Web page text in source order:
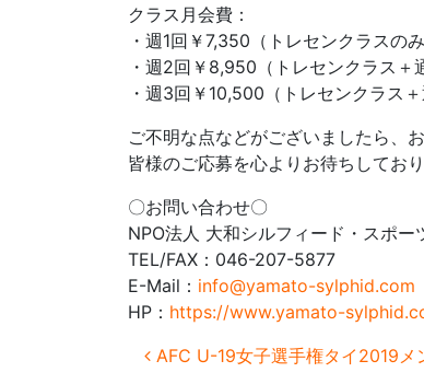
クラス月会費：
・週1回￥7,350（トレセンクラスのみ
・週2回￥8,950（トレセンクラス＋
・週3回￥10,500（トレセンクラス＋
ご不明な点などがございましたら、
皆様のご応募を心よりお待ちしており
〇お問い合わせ〇
NPO法人 大和シルフィード・スポ
TEL/FAX：046-207-5877
E-Mail： info@yamato-sylphid.com
HP： https://www.yamato-
投稿ナビゲーシ
AFC U-19女子選手権タイ2019メ